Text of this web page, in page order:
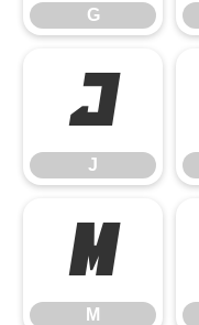
G
J
J
M
M